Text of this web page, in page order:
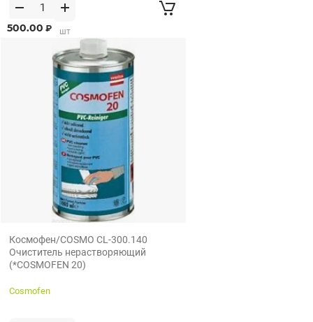
500.00 ₽
от 1 шт по 1 шт
Космофен/COSMO CL-300.140
Очиститель нерастворяющий
(*COSMOFEN 20)
Cosmofen